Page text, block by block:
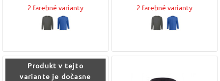
2 farebné varianty 2 farebné varianty
Produkt v tejto
variante je dočasne